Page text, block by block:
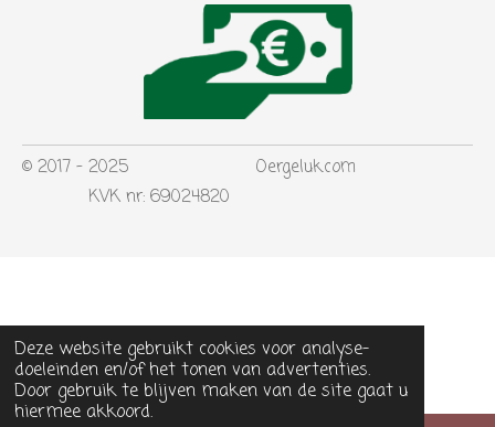
Deze website gebruikt cookies voor analyse-
doeleinden en/of het tonen van advertenties.
Door gebruik te blijven maken van de site gaat u
hiermee akkoord.
© 2017 - 2025 Oergeluk.com
KVK nr: 69024820